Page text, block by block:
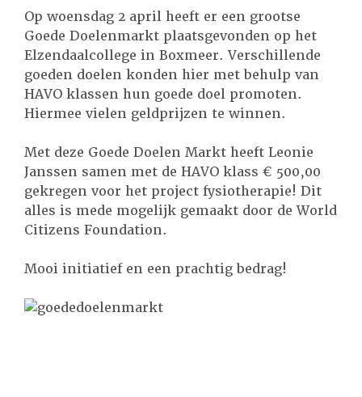
Op woensdag 2 april heeft er een grootse
Goede Doelenmarkt plaatsgevonden op het
Elzendaalcollege in Boxmeer. Verschillende
goeden doelen konden hier met behulp van
HAVO klassen hun goede doel promoten.
Hiermee vielen geldprijzen te winnen.
Met deze Goede Doelen Markt heeft Leonie
Janssen samen met de HAVO klass € 500,00
gekregen voor het project fysiotherapie! Dit
alles is mede mogelijk gemaakt door de World
Citizens Foundation.
Mooi initiatief en een prachtig bedrag!